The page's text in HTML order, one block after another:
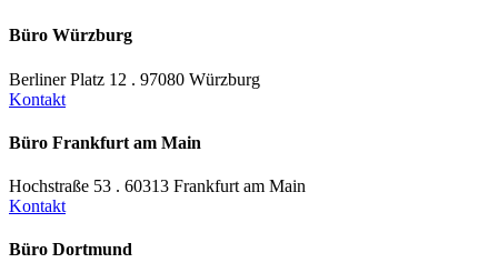
Büro Würzburg
Berliner Platz 12 . 97080 Würzburg
Kontakt
Büro Frankfurt am Main
Hochstraße 53 . 60313 Frankfurt am Main
Kontakt
Büro Dortmund